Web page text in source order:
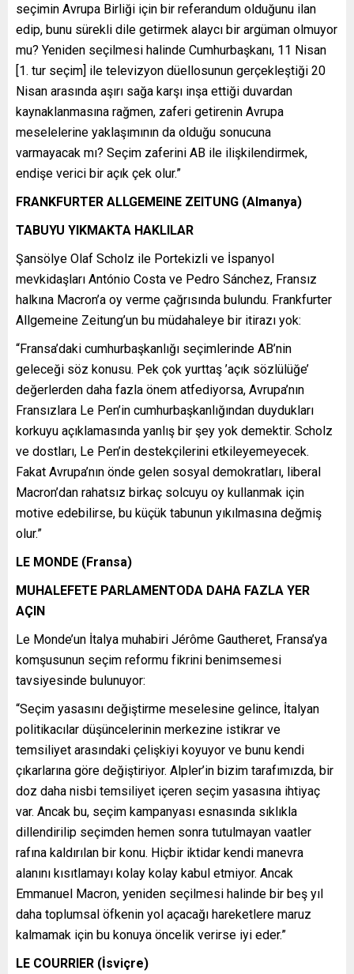
seçimin Avrupa Birliği için bir referandum olduğunu ilan
edip, bunu sürekli dile getirmek alaycı bir argüman olmuyor
mu? Yeniden seçilmesi halinde Cumhurbaşkanı, 11 Nisan
[1. tur seçim] ile televizyon düellosunun gerçekleştiği 20
Nisan arasında aşırı sağa karşı inşa ettiği duvardan
kaynaklanmasına rağmen, zaferi getirenin Avrupa
meselelerine yaklaşımının da olduğu sonucuna
varmayacak mı? Seçim zaferini AB ile ilişkilendirmek,
endişe verici bir açık çek olur.”
FRANKFURTER ALLGEMEINE ZEITUNG (Almanya)
TABUYU YIKMAKTA HAKLILAR
Şansölye Olaf Scholz ile Portekizli ve İspanyol
mevkidaşları António Costa ve Pedro Sánchez, Fransız
halkına Macron’a oy verme çağrısında bulundu. Frankfurter
Allgemeine Zeitung’un bu müdahaleye bir itirazı yok:
“Fransa’daki cumhurbaşkanlığı seçimlerinde AB’nin
geleceği söz konusu. Pek çok yurttaş ’açık sözlülüğe’
değerlerden daha fazla önem atfediyorsa, Avrupa’nın
Fransızlara Le Pen’in cumhurbaşkanlığından duydukları
korkuyu açıklamasında yanlış bir şey yok demektir. Scholz
ve dostları, Le Pen’in destekçilerini etkileyemeyecek.
Fakat Avrupa’nın önde gelen sosyal demokratları, liberal
Macron’dan rahatsız birkaç solcuyu oy kullanmak için
motive edebilirse, bu küçük tabunun yıkılmasına değmiş
olur.”
LE MONDE (Fransa)
MUHALEFETE PARLAMENTODA DAHA FAZLA YER
AÇIN
Le Monde’un İtalya muhabiri Jérôme Gautheret, Fransa’ya
komşusunun seçim reformu fikrini benimsemesi
tavsiyesinde bulunuyor:
“Seçim yasasını değiştirme meselesine gelince, İtalyan
politikacılar düşüncelerinin merkezine istikrar ve
temsiliyet arasındaki çelişkiyi koyuyor ve bunu kendi
çıkarlarına göre değiştiriyor. Alpler’in bizim tarafımızda, bir
doz daha nisbi temsiliyet içeren seçim yasasına ihtiyaç
var. Ancak bu, seçim kampanyası esnasında sıklıkla
dillendirilip seçimden hemen sonra tutulmayan vaatler
rafına kaldırılan bir konu. Hiçbir iktidar kendi manevra
alanını kısıtlamayı kolay kolay kabul etmiyor. Ancak
Emmanuel Macron, yeniden seçilmesi halinde bir beş yıl
daha toplumsal öfkenin yol açacağı hareketlere maruz
kalmamak için bu konuya öncelik verirse iyi eder.”
LE COURRIER (İsviçre)